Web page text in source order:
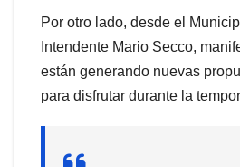
Por otro lado, desde el
Intendente Mario Secco,
están generando nuevas
para disfrutar durante la